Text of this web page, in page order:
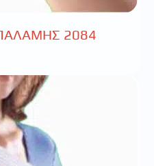
2084